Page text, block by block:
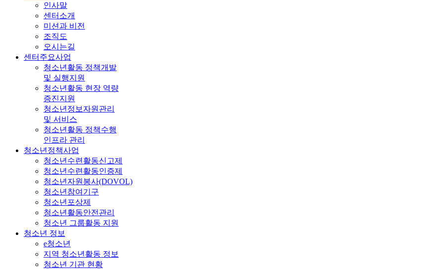
인사말
센터소개
미션과 비전
조직도
오시는길
센터주요사업
청소년활동 정책개발
및 실행지원
청소년활동 현장 역량
증진지원
청소년정보자원관리
및 서비스
청소년활동 정책수행
인프라 관리
청소년정책사업
청소년수련활동신고제
청소년수련활동인증제
청소년자원봉사(DOVOL)
청소년참여기구
청소년포상제
청소년활동안전관리
청소년 그룹활동 지원
청소년 정보
e청소년
지역 청소년활동 정보
청소년 기관 현황